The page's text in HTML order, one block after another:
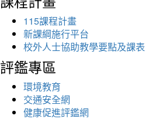
115課程計畫
新課綱施行平台
校外人士協助教學要點及課表
評鑑專區
環境教育
交通安全網
健康促進評鑑網